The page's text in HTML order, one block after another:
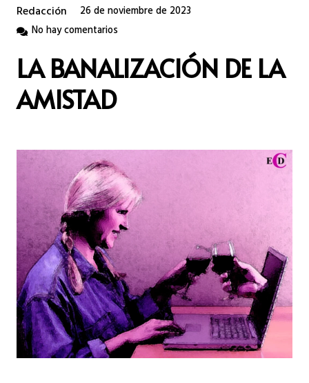
Redacción
26 de noviembre de 2023
No hay comentarios
LA BANALIZACIÓN DE LA
AMISTAD